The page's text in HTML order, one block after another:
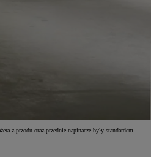
z przodu oraz przednie napinacze były standardem